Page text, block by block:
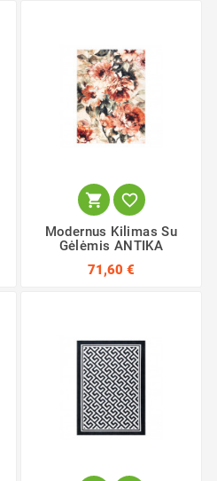
 
Modernus Kilimas Su
Gėlėmis ANTIKA
71,60 €